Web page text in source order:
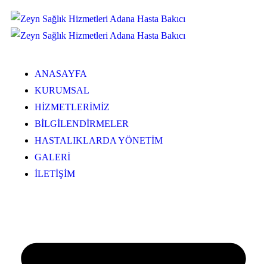
ANASAYFA
KURUMSAL
HİZMETLERİMİZ
BİLGİLENDİRMELER
HASTALIKLARDA YÖNETİM
GALERİ
İLETİŞİM